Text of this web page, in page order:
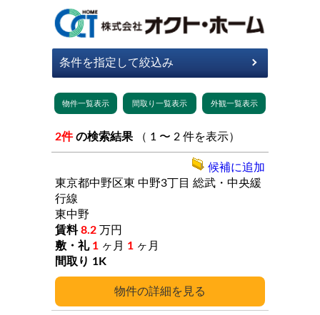
2件 の検索結果 （ 1 〜 2 件を表示）
詳細
東京都中野区東 中野3丁目 総武・中央緩
行線
東中野
8.2 万円
1 ヶ月 1 ヶ月
1K
候補に追加